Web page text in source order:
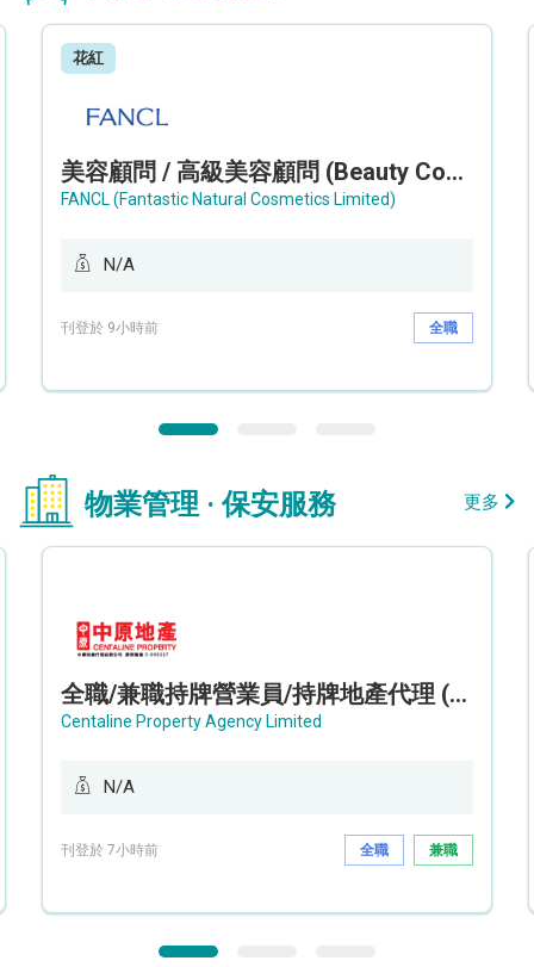
花紅
美容顧問 / 高級美容顧問 (Beauty Consultant / Senior Beauty Consultant)
FANCL (Fantastic Natural Cosmetics Limited)
N/A
刊登於 9小時前 全職
物業管理 · 保安服務 更多
全職/兼職持牌營業員/持牌地產代理 (長沙灣/將軍澳/油塘)
Centaline Property Agency Limited
N/A
刊登於 7小時前 全職 兼職